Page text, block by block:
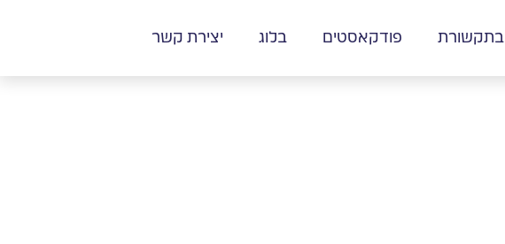
בתקשורת פודקאסטים בלוג יצירת קשר